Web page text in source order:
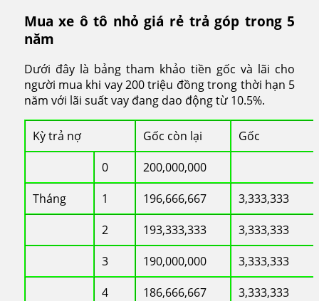
Mua xe ô tô nhỏ giá rẻ trả góp trong 5
năm
Dưới đây là bảng tham khảo tiền gốc và lãi cho
người mua khi vay 200 triệu đồng trong thời hạn 5
năm với lãi suất vay đang dao động từ 10.5%.
Kỳ trả nợ Gốc còn lại
Gốc
0
200,000,000
Tháng
1 196,666,667
3,333,333
2
193,333,333
3,333,333
3
190,000,000
3,333,333
4
186,666,667
3,333,333